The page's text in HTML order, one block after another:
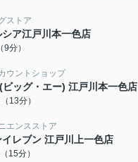
ストア
シア江戸川本一色店
分）
ウントショップ
ッグ・エー) 江戸川本一色店
13分）
エンスストア
レブン 江戸川上一色店
15分）